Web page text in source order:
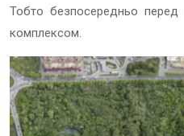
Тобто безпосередньо перед
комплексом.